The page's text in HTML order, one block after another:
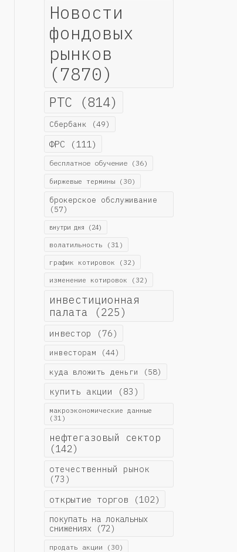
Новости
фондовых
рынков
(7870)
РТС (814)
Сбербанк (49)
ФРС (111)
бесплатное обучение(36)
биржевые термины(30)
брокерское обслуживание
(57)
внутри дня (24)
волатильность (31)
график котировок (32)
изменение котировок (32)
инвестиционная
палата (225)
инвестор (76)
инвесторам (44)
куда вложить деньги (58)
купить акции (83)
макроэкономические данные
(31)
нефтегазовый сектор
(142)
отечественный рынок
(73)
открытие торгов (102)
покупать на локальных
снижениях(72)
продать акции (30)